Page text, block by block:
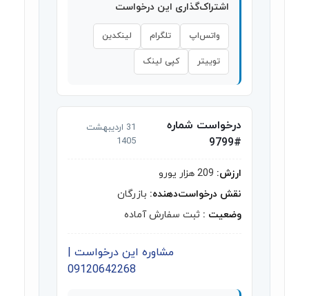
اشتراک‌گذاری این درخواست
واتس‌اپ تلگرام لینکدین
توییتر کپی لینک
درخواست شماره
#9799
31 اردیبهشت
1405
ارزش:
نقش درخواست‌دهنده: بازرگان
وضعیت : ثبت سفارش آماده
مشاوره این درخواست |
09120642268